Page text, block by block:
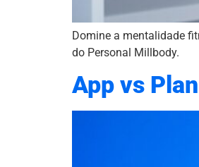
Domine a mentalidade
do Personal Millbody.
App vs